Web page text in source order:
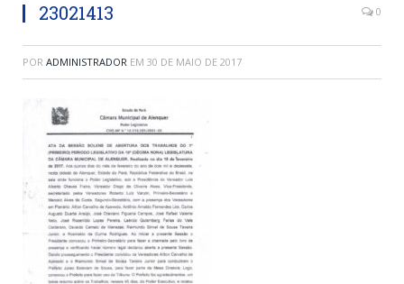
23021413 0
POR ADMINISTRADOR EM 30 DE MAIO DE 2017